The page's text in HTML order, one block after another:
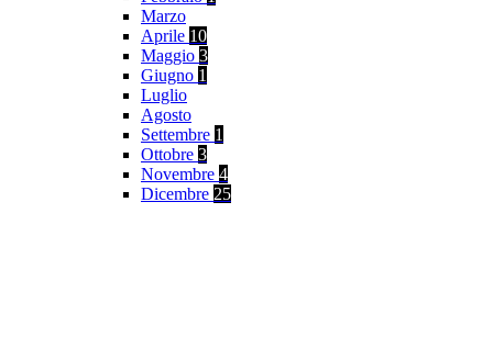
Marzo
Aprile 10
Maggio 3
Giugno 1
Luglio
Agosto
Settembre 1
Ottobre 3
Novembre 4
Dicembre 25